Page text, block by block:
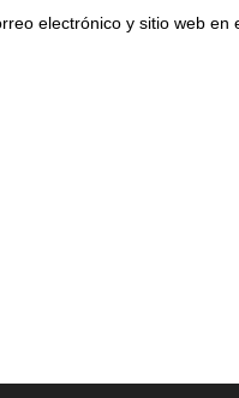
electrónico y sitio web en